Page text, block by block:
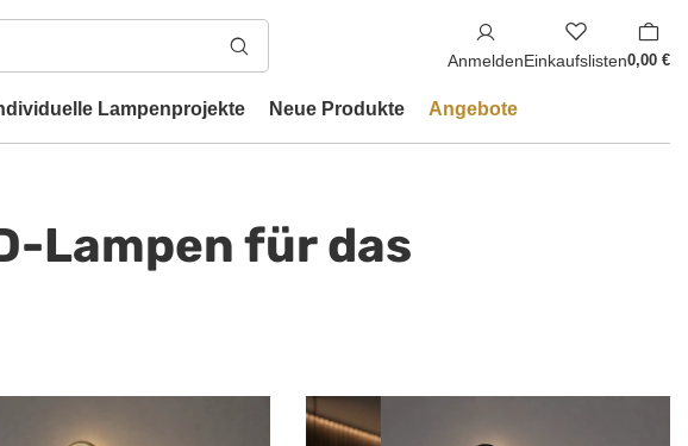
AnmeldenEinkaufslisten0,00 €
Lampenprojekte Neue Produkte Angebote
Lampen für das